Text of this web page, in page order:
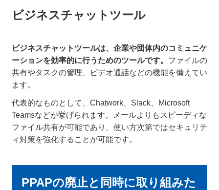
ビジネスチャットツール
ビジネスチャットツールは、企業や団体内のコミュニケ
ーションを効率的に行うためのツールです。 ファイルの
共有やタスクの管理、ビデオ通話などの機能を備えてい
ます。
代表的なものとして、Chatwork、Slack、Microsoft
Teamsなどが挙げられます。メールよりもスピーディな
ファイル共有が可能であり、使い方次第ではセキュリテ
ィ対策を強化することが可能です。
PPAPの廃止と同時に取り組みた